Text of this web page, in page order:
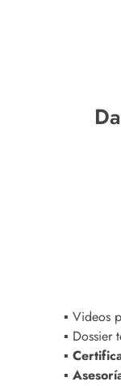
▪ Videos
▪ Dossier
▪
▪